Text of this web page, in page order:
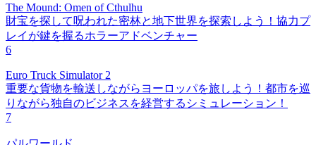
The Mound: Omen of Cthulhu
財宝を探して呪われた密林と地下世界を探索しよう！協力プ
レイが鍵を握るホラーアドベンチャー
6
Euro Truck Simulator 2
重要な貨物を輸送しながらヨーロッパを旅しよう！都市を巡
りながら独自のビジネスを経営するシミュレーション！
7